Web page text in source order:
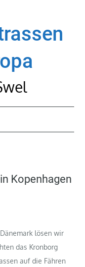
Kopenhagen
lösen wir
das Kronborg
auf die Fähren